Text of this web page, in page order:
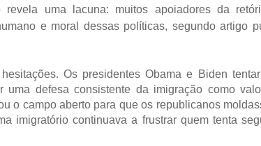
revela uma lacuna: muitos apoiadores da
e moral dessas políticas, segundo artigo
Os presidentes Obama e Biden
uma defesa consistente da imigração como
o campo aberto para que os republicanos
imigratório continuava a frustrar quem tenta